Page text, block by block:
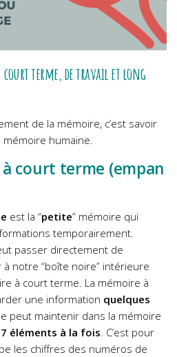
: court terme, de travail et long
de la mémoire, c’est savoir
mémoire humaine.
court terme (empan
est la “petite” mémoire qui
temporairement.
passer directement de
notre “boîte noire” intérieure
à court terme. La mémoire à
une information quelques
peut maintenir dans la mémoire
7 éléments à la fois. C’est pour
les chiffres des numéros de